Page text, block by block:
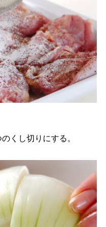
くし切りにする。